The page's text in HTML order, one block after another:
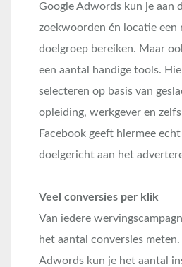
Google Adwords kun je aan
zoekwoorden én locatie een
doelgroep bereiken. Maar
een aantal handige tools.
selecteren op basis van
opleiding, werkgever en
Facebook geeft hiermee
doelgericht aan het
Veel conversies per klik
Van iedere
het aantal conversies
Adwords kun je het aantal